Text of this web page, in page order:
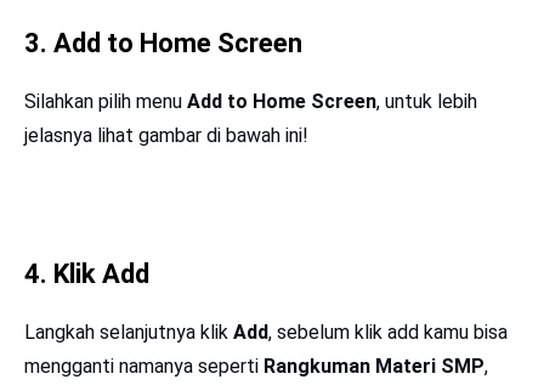
3. Add to Home Screen
Silahkan pilih menu Add to Home Screen, untuk lebih
jelasnya lihat gambar di bawah ini!
4. Klik Add
Langkah selanjutnya klik Add, sebelum klik add kamu bisa
mengganti namanya seperti Rangkuman Materi SMP,